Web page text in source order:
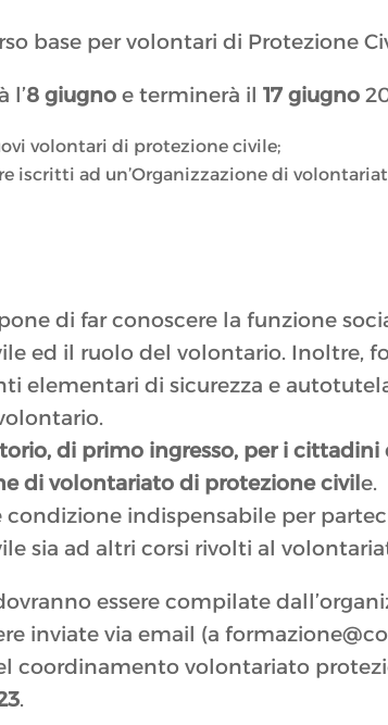
base per volontari di Protezione
l’8 giugno e terminerà il17 giugno
volontari di protezione civile;
iscritti ad un’Organizzazione di
di far conoscere la funzione
ed il ruolo del volontario. Inoltre,
elementari di sicurezza e
di primo ingresso, per i cittadini
di volontariato di protezione civile.
condizione indispensabile per
sia ad altri corsi rivolti al
essere compilate
inviate via email (a
coordinamento volontariato
.